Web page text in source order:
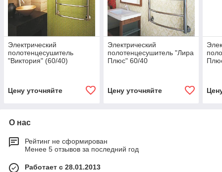
Электрический
полотенцесушитель
"Виктория" (60/40)
Цену уточняйте
Электрический
полотенцесушитель "Лира
Плюс" 60/40
Цену уточняйте
О нас
Рейтинг не сформирован
Менее 5 отзывов за последний год
Работает с 28.01.2013